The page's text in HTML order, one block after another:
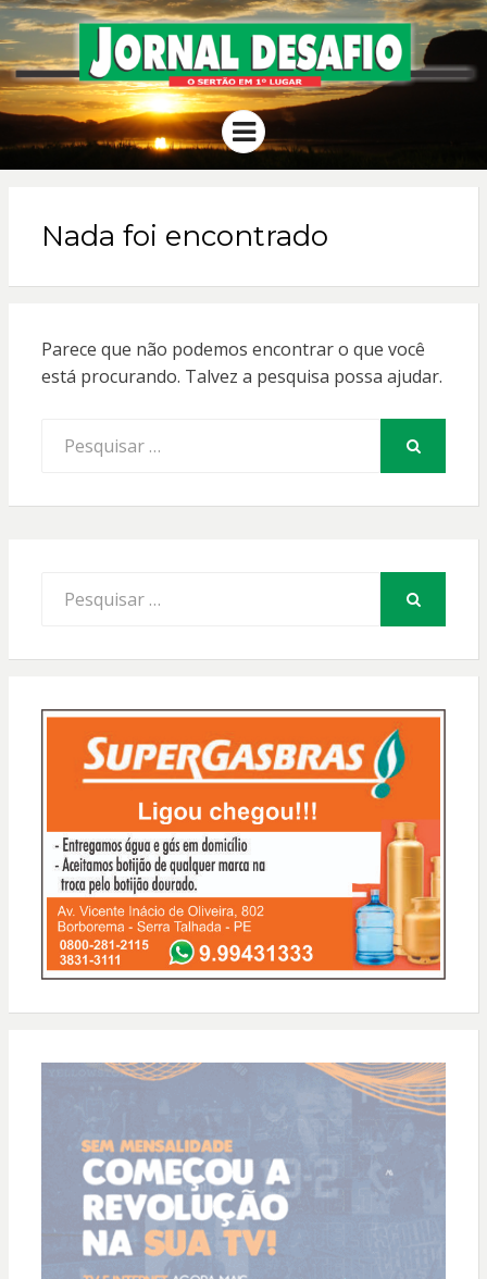
JORNAL
DESAFIO
O Sertão em 1º Lugar
Menu
Nada foi encontrado
Parece que não podemos encontrar o que você
está procurando. Talvez a pesquisa possa ajudar.
por:
por: